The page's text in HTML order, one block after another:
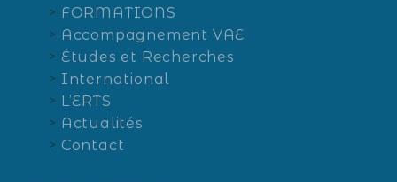
FORMATIONS
Accompagnement VAE
Études et Recherches
International
L’ERTS
Actualités
Contact